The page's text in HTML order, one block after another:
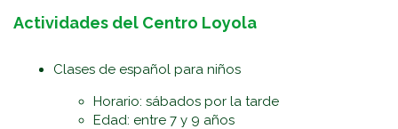
Actividades del Centro Loyola
Clases de español para niños
Horario: sábados por la tarde
Edad: entre 7 y 9 años